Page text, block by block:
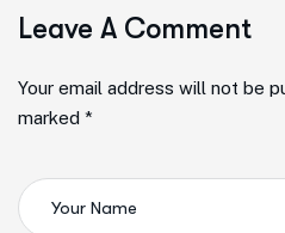
Leave A Comment
Your email address will not be
marked *